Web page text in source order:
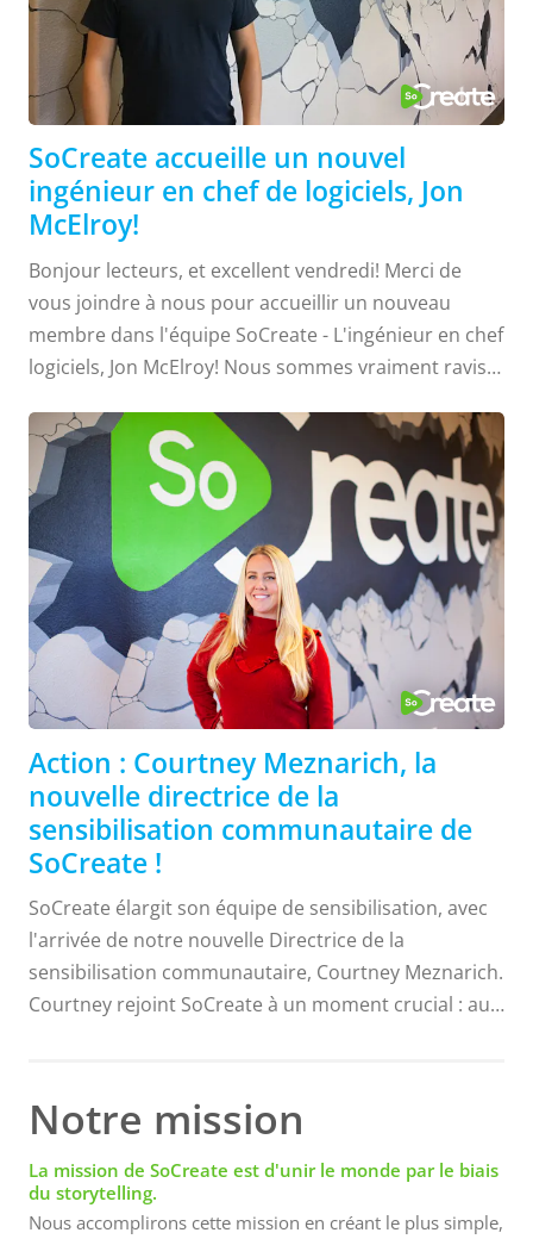
SoCreate accueille un nouvel
ingénieur en chef de logiciels, Jon
McElroy!
Bonjour lecteurs, et excellent vendredi! Merci de
vous joindre à nous pour accueillir un nouveau
membre dans l'équipe SoCreate - L'ingénieur en chef
logiciels, Jon McElroy! Nous sommes vraiment ravis
l'autoroute 101 à proximité de notre siège SoCreate,
à Santa Barbara, CA. Il a ensuite déménagé au nord
de la côte centrale de San Luis Obispo en 2005 après
avoir été accepté à Cal Poly pour étudier
l'informatique. Au cours de ses années de lycée, en
plus de ses cours, Jon a travaillé comme
développeur étudiant pour le Cal Poly CADRC...
Action : Courtney Meznarich, la
nouvelle directrice de la
sensibilisation communautaire de
SoCreate !
SoCreate élargit son équipe de sensibilisation, avec
l'arrivée de notre nouvelle Directrice de la
sensibilisation communautaire, Courtney Meznarich.
Courtney rejoint SoCreate à un moment crucial : au
nous aidera à le crier sur tous les toits ! L'expérience
de Courtney passe par le journalisme, les arts de la
scène, le marketing et les relations publiques, ce qui
la rend particulièrement qualifiée pour raconter
l'histoire de SoCreate. L'amour de Courtney pour
Notre mission
La mission de SoCreate est d'unir le monde par le biais
du storytelling.
Nous accomplirons cette mission en créant le plus simple,